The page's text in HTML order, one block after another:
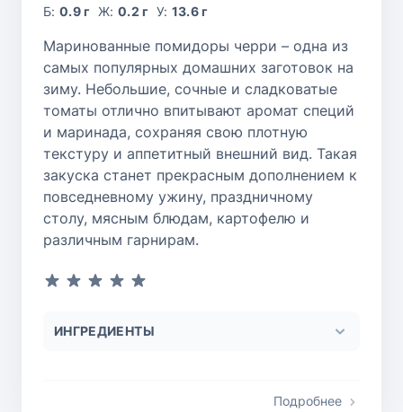
Б:0.9 г Ж: 0.2 г У: 13.6 г
Маринованные помидоры черри – одна из
самых популярных домашних заготовок на
зиму. Небольшие, сочные и сладковатые
томаты отлично впитывают аромат специй
и маринада, сохраняя свою плотную
текстуру и аппетитный внешний вид. Такая
закуска станет прекрасным дополнением к
повседневному ужину, праздничному
столу, мясным блюдам, картофелю и
различным гарнирам.
ИНГРЕДИЕНТЫ
Подробнее